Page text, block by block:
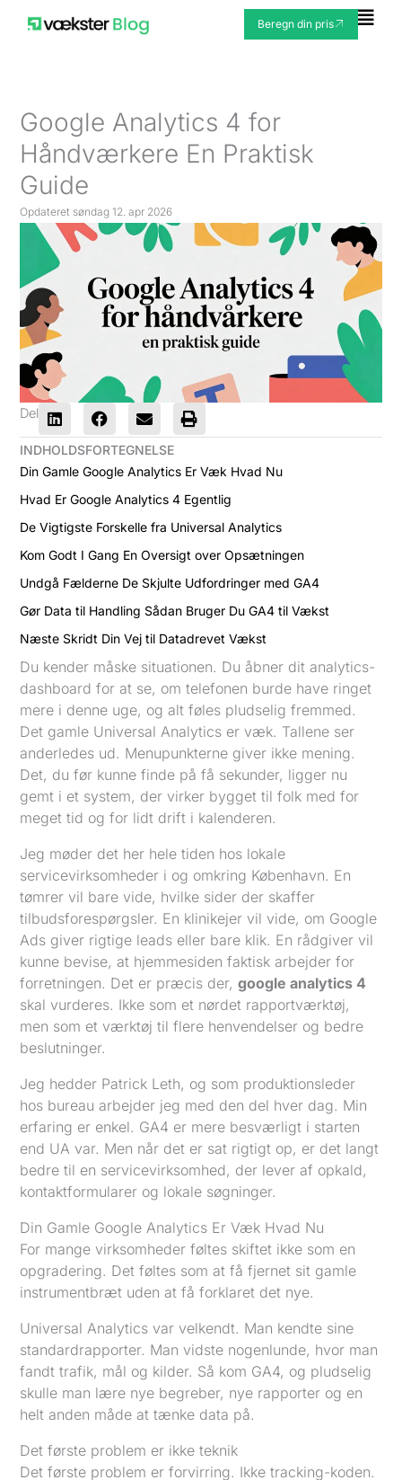
Beregn din pris
Google Analytics 4 for
Håndværkere En Praktisk
Guide
Opdateret søndag 12. apr 2026
Del
INDHOLDSFORTEGNELSE
Din Gamle Google Analytics Er Væk Hvad Nu
Hvad Er Google Analytics 4 Egentlig
De Vigtigste Forskelle fra Universal Analytics
Kom Godt I Gang En Oversigt over Opsætningen
Undgå Fælderne De Skjulte Udfordringer med GA4
Gør Data til Handling Sådan Bruger Du GA4 til Vækst
Næste Skridt Din Vej til Datadrevet Vækst
Du kender måske situationen. Du åbner dit analytics-
dashboard for at se, om telefonen burde have ringet
mere i denne uge, og alt føles pludselig fremmed.
Det gamle Universal Analytics er væk. Tallene ser
anderledes ud. Menupunkterne giver ikke mening.
Det, du før kunne finde på få sekunder, ligger nu
gemt i et system, der virker bygget til folk med for
meget tid og for lidt drift i kalenderen.
Jeg møder det her hele tiden hos lokale
servicevirksomheder i og omkring København. En
tømrer vil bare vide, hvilke sider der skaffer
tilbudsforespørgsler. En klinikejer vil vide, om Google
Ads giver rigtige leads eller bare klik. En rådgiver vil
kunne bevise, at hjemmesiden faktisk arbejder for
forretningen. Det er præcis der,google analytics 4
skal vurderes. Ikke som et nørdet rapportværktøj,
men som et værktøj til flere henvendelser og bedre
beslutninger.
Jeg hedder Patrick Leth, og som produktionsleder
hos bureau arbejder jeg med den del hver dag. Min
erfaring er enkel. GA4 er mere besværligt i starten
end UA var. Men når det er sat rigtigt op, er det langt
bedre til en servicevirksomhed, der lever af opkald,
kontaktformularer og lokale søgninger.
Din Gamle Google Analytics Er Væk Hvad Nu
For mange virksomheder føltes skiftet ikke som en
opgradering. Det føltes som at få fjernet sit gamle
instrumentbræt uden at få forklaret det nye.
Universal Analytics var velkendt. Man kendte sine
standardrapporter. Man vidste nogenlunde, hvor man
fandt trafik, mål og kilder. Så kom GA4, og pludselig
skulle man lære nye begreber, nye rapporter og en
helt anden måde at tænke data på.
Det første problem er ikke teknik
Det første problem er forvirring. Ikke tracking-koden.